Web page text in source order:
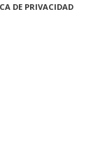
DE PRIVACIDAD